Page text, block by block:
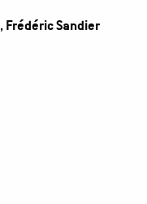
,Frédéric Sandier